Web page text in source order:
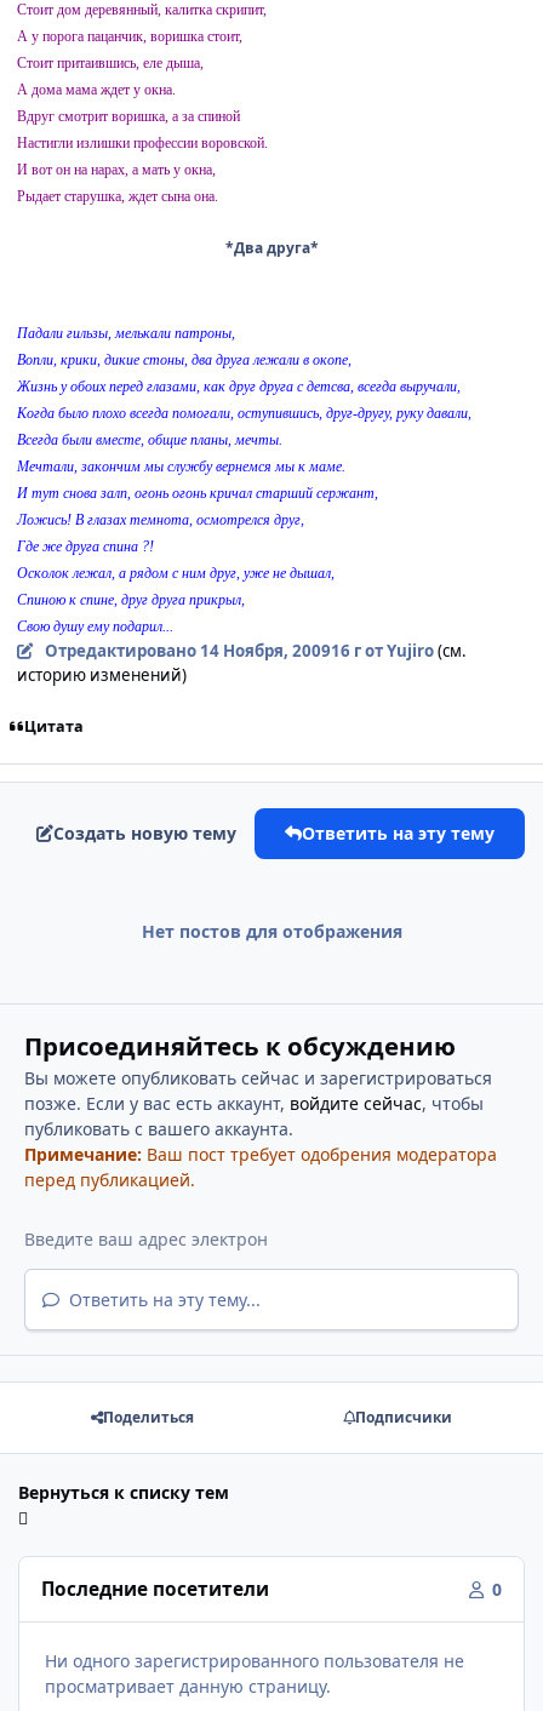
Стоит дом деревянный, калитка скрипит,
А у порога пацанчик, воришка стоит,
Стоит притаившись, еле дыша,
А дома мама ждет у окна.
Вдруг смотрит воришка, а за спиной
Настигли излишки профессии воровcкой.
И вот он на нарах, а мать у окна,
Рыдает старушка, ждет сына она.
*Два друга*
Падали гильзы, мелькали патроны,
Вопли, крики, дикие стоны, два друга лежали в окопе,
Жизнь у обоих перед глазами, как друг друга с детсва, всегда выручали,
Когда было плохо всегда помогали, оступившись, друг-другу, руку давали,
Всегда были вместе, общие планы, мечты.
Мечтали, закончим мы службу вернемся мы к маме.
И тут снова залп, огонь огонь кричал старший сержант,
Ложись! В глазах темнота, осмотрелся друг,
Где же друга спина ?!
Осколок лежал, а рядом с ним друг, уже не дышал,
Спиною к спине, друг друга прикрыл,
Свою душу ему подарил...
Отредактировано 14 Ноября, 200916 гот Yujiro(см.
историю изменений)
Цитата
Создать новую тему Ответить на эту тему
Нет постов для отображения
Присоединяйтесь к обсуждению
Вы можете опубликовать сейчас и зарегистрироваться
позже. Если у вас есть аккаунт, войдите сейчас, чтобы
публиковать с вашего аккаунта.
Примечание: Ваш пост требует одобрения модератора
перед публикацией.
Ответить на эту тему...
Поделиться Подписчики
Вернуться к списку тем
Последние посетители 0
Ни одного зарегистрированного пользователя не
просматривает данную страницу.